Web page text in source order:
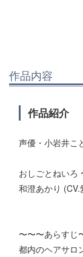
作品内容
作品紹介
声優・小岩井こ
おしごとねいろ
和澄あかり (CV.
〜〜〜あらすじ
都内のヘアサロ